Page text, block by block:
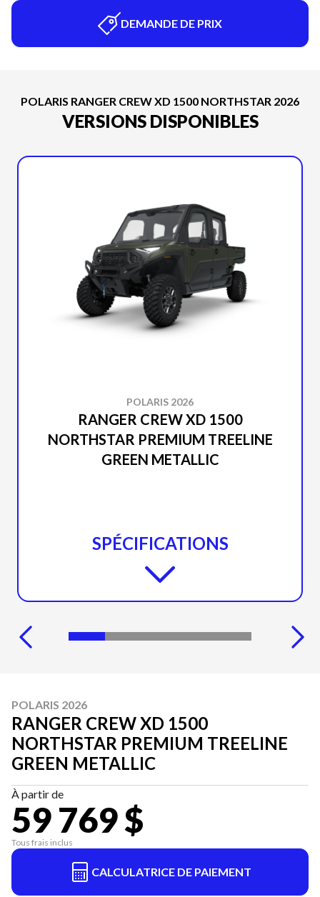
DEMANDE DE PRIX
POLARIS RANGER CREW XD 1500 NORTHSTAR 2026
VERSIONS DISPONIBLES
POLARIS 2026
RANGER CREW XD 1500
NORTHSTAR PREMIUM TREELINE
GREEN METALLIC
SPÉCIFICATIONS
POLARIS 2026
RANGER CREW XD 1500
NORTHSTAR PREMIUM TREELINE
GREEN METALLIC
À partir de
59 769 $
Tous frais inclus
CALCULATRICE DE PAIEMENT